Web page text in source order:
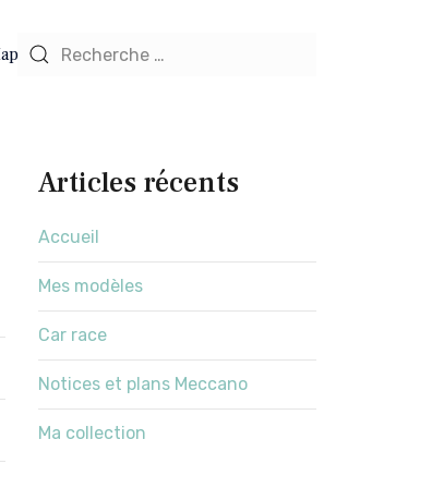
Articles récents
Accueil
Mes modèles
Car race
Notices et plans Meccano
Ma collection